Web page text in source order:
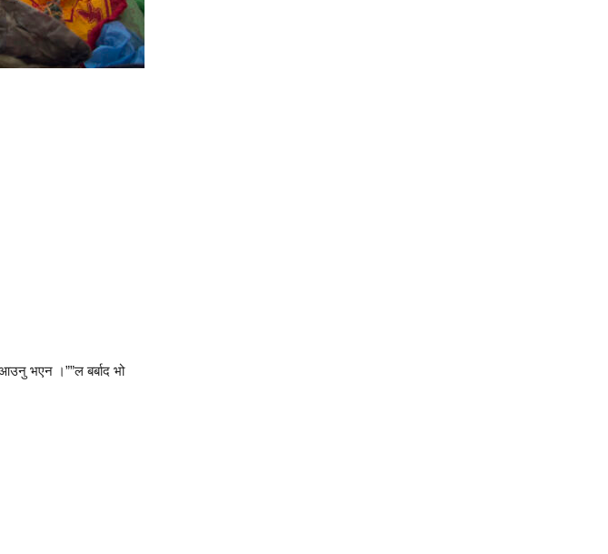
भएन ।””ल बर्बाद भो